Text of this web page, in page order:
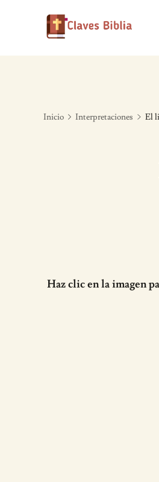
Inicio Interpretaciones El
Haz clic en la imagen